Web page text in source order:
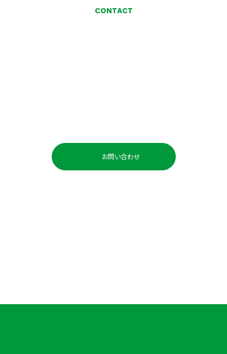
CONTACT
お問い合わせ